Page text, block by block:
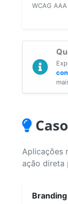
WCAG AAA
Aplicações
ação direta
Branding